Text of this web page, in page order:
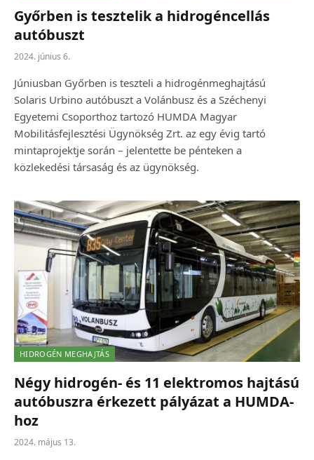
Győrben is tesztelik a hidrogéncellás
autóbuszt
2024. június 6.
Júniusban Győrben is teszteli a hidrogénmeghajtású
Solaris Urbino autóbuszt a Volánbusz és a Széchenyi
Egyetemi Csoporthoz tartozó HUMDA Magyar
Mobilitásfejlesztési Ügynökség Zrt. az egy évig tartó
mintaprojektje során – jelentette be pénteken a
közlekedési társaság és az ügynökség.
HIDROGÉN MEGHAJTÁS
Négy hidrogén- és 11 elektromos hajtású
autóbuszra érkezett pályázat a HUMDA-
hoz
2024. május 13.